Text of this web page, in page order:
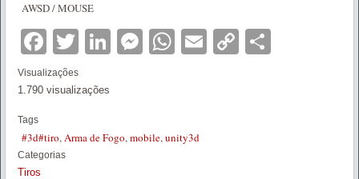
AWSD / MOUSE
Facebook
TwitterLinkedIn
Messenger
WhatsApp
EmailCopy
Visualizações
1.790 visualizações
Tags
#3d#tiro,Arma de Fogo,mobile,unity3d
Categorias
Tiros